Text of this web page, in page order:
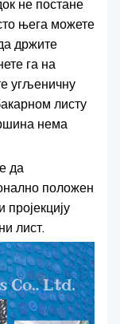
не постане
њега можете
држите
га на
угљеничну
листу
нема
да
положен
лист.